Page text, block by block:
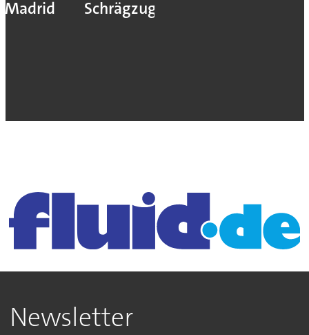
Madrid
Schrägzug
Newsletter